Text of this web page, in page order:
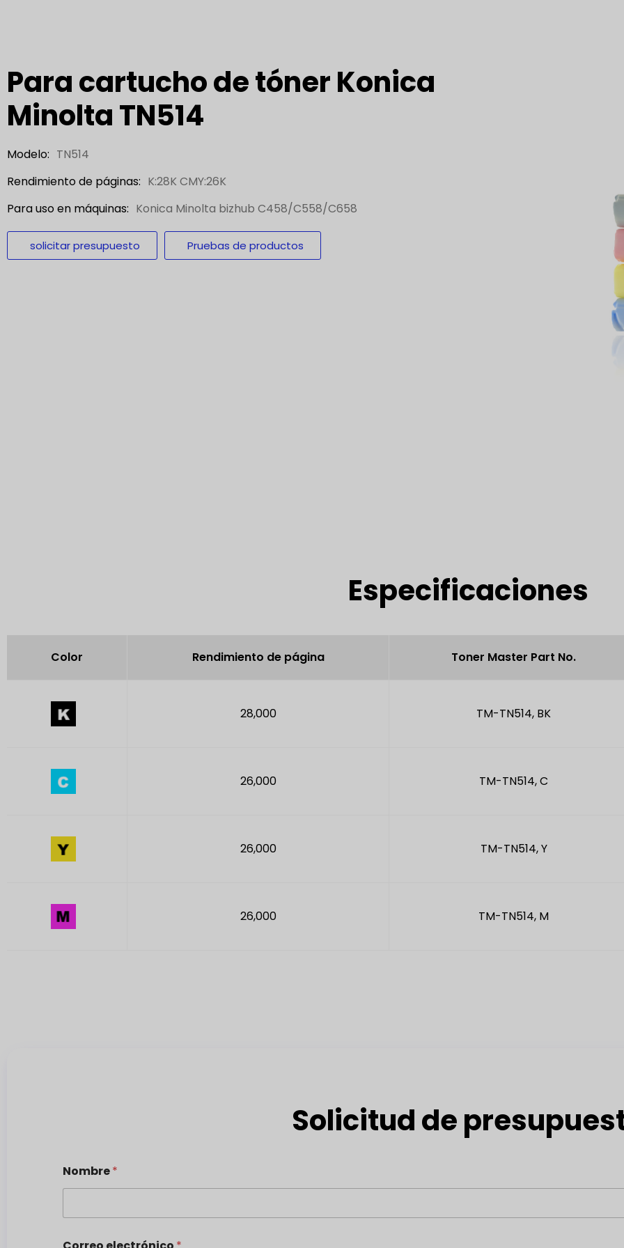
Para cartucho de tóner Konica
Minolta TN514
Modelo: TN514
Rendimiento de páginas: K:28K CMY:26K
Para uso en máquinas: Konica Minolta bizhub C458/C558/C658
solicitar presupuesto Pruebas de productos
Especificaciones
Color Rendimiento de página Toner Master Part No.
28,000 TM-TN514, BK
26,000 TM-TN514, C
26,000 TM-TN514, Y
26,000 TM-TN514, M
Solicitud de
Nombre*